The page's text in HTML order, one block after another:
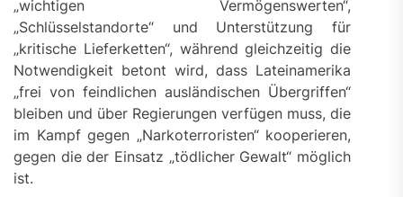
„wichtigen Vermögenswerten“,
„Schlüsselstandorte“ und Unterstützung für
„kritische Lieferketten“, während gleichzeitig die
Notwendigkeit betont wird, dass Lateinamerika
„frei von feindlichen ausländischen Übergriffen“
bleiben und über Regierungen verfügen muss, die
im Kampf gegen „Narkoterroristen“ kooperieren,
gegen die der Einsatz „tödlicher Gewalt“ möglich
ist.